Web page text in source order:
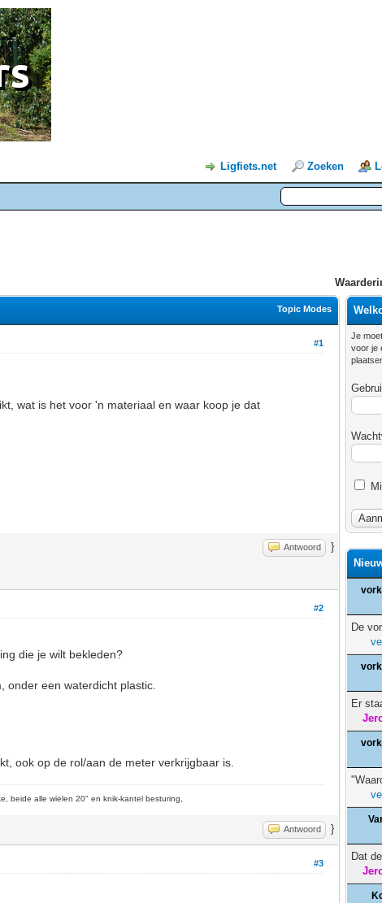
Ligfiets.net Zoeken
Topic Modes
#1
wat is het voor 'n materiaal en waar koop je dat
Antwoord }
#2
die je wilt bekleden?
onder een waterdicht plastic.
ook op de rol/aan de meter verkrijgbaar is.
beide alle wielen 20" en knik-kantel besturing,
Antwoord }
#3
Je
voor je
De
Er
Dat